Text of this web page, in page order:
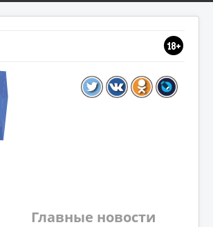
Главные новости